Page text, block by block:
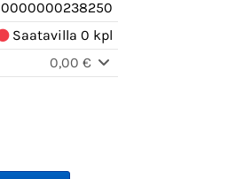
0000000238250
Saatavilla 0 kpl
0,00 €